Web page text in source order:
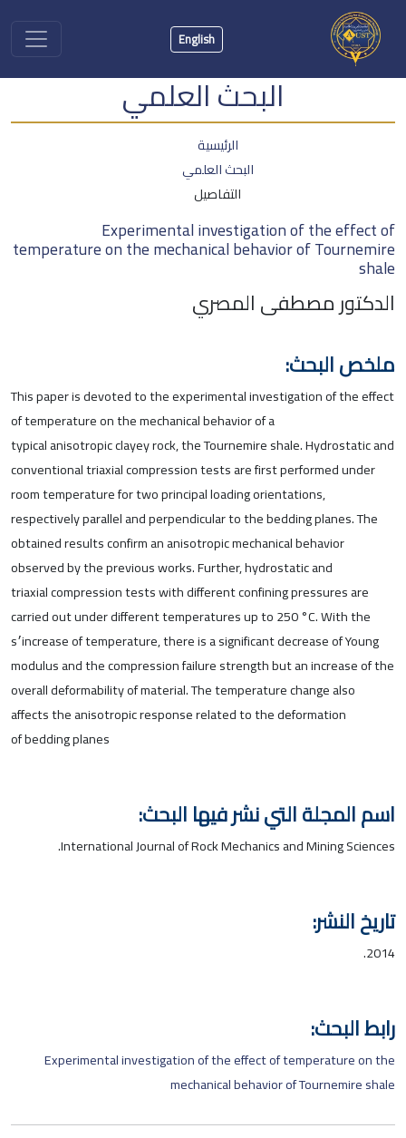
English
البحث العلمي
الرئيسية
البحث العلمي
التفاصيل
Experimental investigation of the effect of
temperature on the mechanical behavior of Tournemire
shale
الدكتور مصطفى المصري
ملخص البحث:
This paper is devoted to the experimental investigation of the effect
of temperature on the mechanical behavior of a
typical anisotropic clayey rock, the Tournemire shale. Hydrostatic and
conventional triaxial compression tests are first performed under
room temperature for two principal loading orientations,
respectively parallel and perpendicular to the bedding planes. The
obtained results confirm an anisotropic mechanical behavior
observed by the previous works. Further, hydrostatic and
triaxial compression tests with different confining pressures are
carried out under different temperatures up to 250 °C. With the
increase of temperature, there is a significant decrease of Young׳s
modulus and the compression failure strength but an increase of the
overall deformability of material. The temperature change also
affects the anisotropic response related to the deformation
of bedding planes
اسم المجلة التي نشر فيها البحث:
International Journal of Rock Mechanics and Mining Sciences.
تاريخ النشر:
2014.
رابط البحث:
Experimental investigation of the effect of temperature on the
mechanical behavior of Tournemire shale